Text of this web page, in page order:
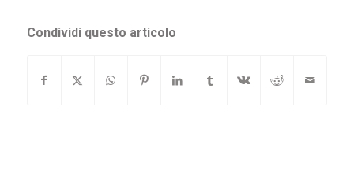
Condividi questo articolo